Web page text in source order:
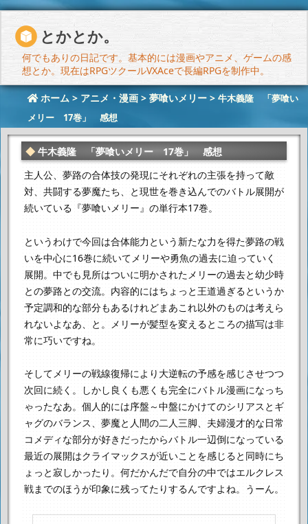
とかとか。
何でもありの日記です。基本的には漫画やアニメ、ゲームの感
想とか。現在はRPGツクールVXAceで長編RPGを制作中。
ホーム > アニメ・漫画 > 夢喰いメリー > 牛木義隆 「夢喰い
メリー 17巻」 感想
牛木義隆 「夢喰いメリー 17巻」 感想
主人公、夢路の合体技の発現にそれぞれの主張を持って敵
対、共闘する夢魔たち、と現世を巻き込んでのバトル展開が
続いている『夢喰いメリー』の単行本17巻。
というわけで今回は合体能力という新たな力を得た夢路の戦
いを中心に16巻に続いてメリーや勇魚の過去に迫っていく
展開。 中でも見所はついに明かされたメリーの過去と幼少時
との夢路との交流。 内容的にはちょっと王道過ぎるというか
予定調和的な部分もあるけれどまあこれ以外のものは考えら
れないよなあ、と。
メリーが髪型を変えるところの描写は非
常に巧いですね。
そしてメリーの戦線復帰により大逆転の予感を感じさせつつ
次回に続く。
しかし良くも悪くも完全にバトル漫画になっち
ゃったなあ。 個人的には序盤～中盤にかけてのシリアスとギ
ャグのバランス、 夢魔と人間の二人三脚、夫婦漫才的な日常
コメディな部分が好きだったからバトル一辺倒になっている
最近の展開はクライマックスが近いことを感じると同時にち
ょっと寂しかったり。 何だかんだで自分の中ではエルクレス
戦までのほうが印象に残ってたりするんですよね。 うーん。